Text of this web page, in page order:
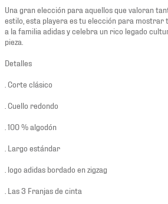
Una gran elección para aquellos que valoran
estilo, esta playera es tu elección para mostrar
a la familia adidas y celebra un rico legado
pieza.
Detalles
. Corte clásico
. Cuello redondo
. 100 % algodón
. Largo estándar
. logo adidas bordado en zigzag
. Las 3 Franjas de cinta